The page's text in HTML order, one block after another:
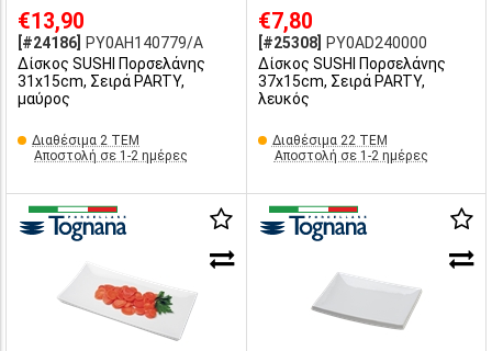
€13,90
[#24186]
PY0AH140779/A
Δίσκος SUSHI Πορσελάνης
31x15cm, Σειρά PARTY,
μαύρος
Διαθέσιμα 2 ΤΕΜ
Αποστολή σε 1-2 ημέρες
€7,80
[#25308]
PY0AD240000
Δίσκος SUSHI Πορσελάνης
37x15cm, Σειρά PARTY,
λευκός
Διαθέσιμα 22 ΤΕΜ
Αποστολή σε 1-2 ημέρες